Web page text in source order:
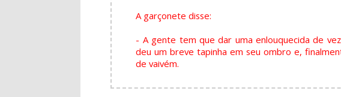
A garçonete disse:
- A gente tem que dar uma enlouquecida de
deu um breve tapinha em seu ombro e,
de vaivém.